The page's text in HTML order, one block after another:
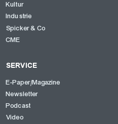
Kultur
Industrie
Spicker & Co
CME
SERVICE
E-Paper/Magazine
Newsletter
Podcast
Video